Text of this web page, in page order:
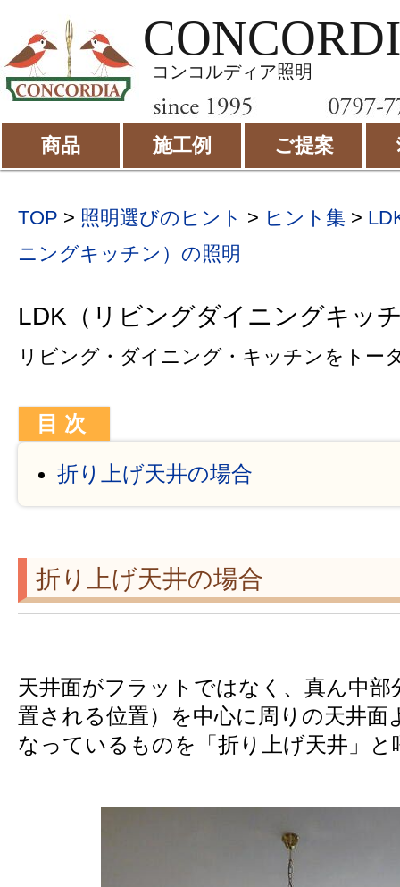
コンコルディア照明
商品 施工例 ご提案
TOP > 照明選びのヒント > ヒント集 >
ニングキッチン）の照明
LDK（リビングダイニングキッ
リビング・ダイニング・キッチンをトー
折り上げ天井の場合
折り上げ天井の場合
天井面がフラットではなく、真ん中部
置される位置）を中心に周りの天井面
なっているものを「折り上げ天井」と